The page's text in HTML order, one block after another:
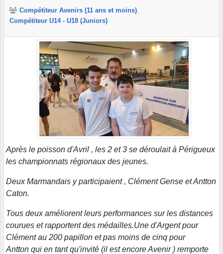
Compétiteur Avenirs (11 ans et moins)
Compétiteur U14 - U18 (Juniors)
Après le poisson d'Avril , les 2 et 3 se déroulait à Périgueux
les championnats régionaux des jeunes.
Deux Marmandais y participaient , Clément Gense et Antton
Caton.
Tous deux améliorent leurs performances sur les distances
courues et rapportent des médailles.Une d'Argent pour
Clément au 200 papillon et pas moins de cinq pour
Antton qui en tant qu'invité (il est encore Avenir ) remporte